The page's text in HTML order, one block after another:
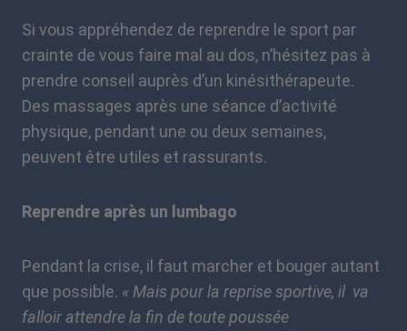
Si vous appréhendez de reprendre le sport par
crainte de vous faire mal au dos, n’hésitez pas à
prendre conseil auprès d’un kinésithérapeute.
Des massages après une séance d’activité
physique, pendant une ou deux semaines,
peuvent être utiles et rassurants.
Reprendre après un lumbago
Pendant la crise, il faut marcher et bouger autant
que possible. « Mais pour la reprise sportive, il va
falloir attendre la fin de toute poussée